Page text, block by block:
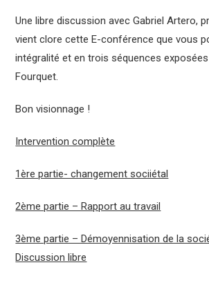
Une libre discussion avec Gabriel Artero,
vient clore cette E-conférence que vous
intégralité et en trois séquences
Fourquet.
Bon visionnage !
Intervention complète
1ère partie- changement sociiétal
2ème partie – Rapport au travail
3ème partie – Démoyennisation de la
Discussion libre